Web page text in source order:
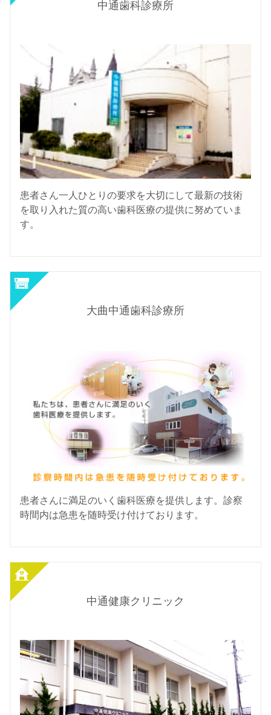
中通歯科診療所
患者さん一人ひとりの要求を大切にして最新の技術
を取り入れた質の高い歯科医療の提供に努めていま
す。
大曲中通歯科診療所
患者さんに満足のいく歯科医療を提供します。診察
時間内は急患を随時受け付けております。
中通健康クリニック